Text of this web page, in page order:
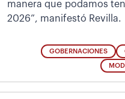
manera que podamos
2026”, manifestó Revilla.
GOBERNACIONES